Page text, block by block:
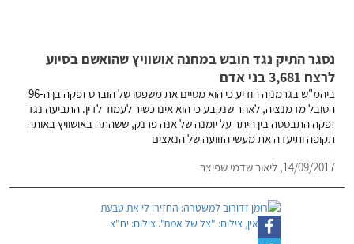
נסגר התיק נגד חובש במחנה אושוויץ שהואשם בסיוע
לרצח 3,681 בני אדם
ביהמ"ש בגרמניה הודיע כי הוא מסיים את משפטו של הוברט זפקה בן ה-96
הסובל מדמנציה, לאחר שנקבע כי הוא אינו כשיר לעמוד לדין. התביעה נגד
זפקה התבססה בין היתר על יומנה של אנה פרנק, ששהתה באושוויץ באותה
תקופה ותיעדה את מעשי הזוועה של הנאצים
14/09/2017, ליאור שדמי שפיצר